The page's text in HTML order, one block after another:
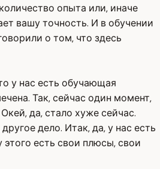
опыта или, иначе
вашу точность. И в обучении
о том, что здесь
у нас есть обучающая
Так, сейчас один момент,
да, стало хуже сейчас.
дело. Итак, да, у нас есть
этого есть свои плюсы, свои